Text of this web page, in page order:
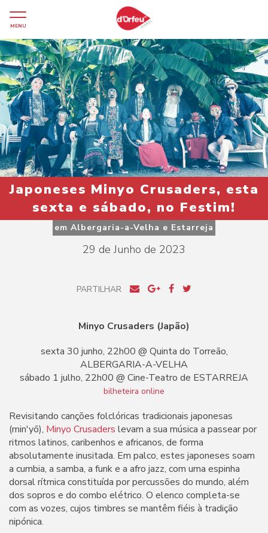
MENU
Japoneses Minyo Crusaders, esta
sexta e sábado, no Festim!
em Albergaria-a-Velha e Estarreja
29 de Junho de 2023
PARTILHAR
Minyo Crusaders (Japão)
sexta 30 junho, 22h00 @ Quinta do Torreão,
ALBERGARIA-A-VELHA
sábado 1 julho, 22h00 @ Cine-Teatro de ESTARREJA
bilheteira online
Revisitando canções folclóricas tradicionais japonesas
(min'yō), Minyo Crusaders levam a sua música a passear por
ritmos latinos, caribenhos e africanos, de forma
absolutamente inusitada. Em palco, estes japoneses soam
a cumbia, a samba, a funk e a afro jazz, com uma espinha
dorsal rítmica constituída por percussões do mundo, além
dos sopros e do combo elétrico. O elenco completa-se
com as vozes, cujos timbres se mantêm fiéis à tradição
nipónica.